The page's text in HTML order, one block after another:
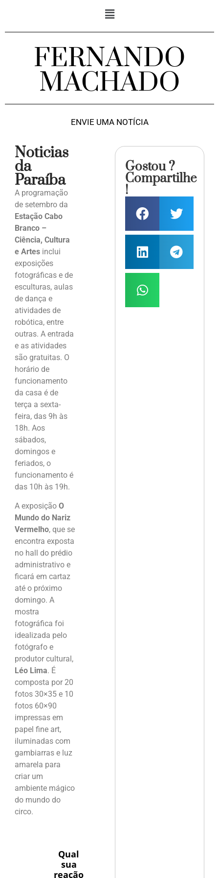
FERNANDO
MACHADO
ENVIE UMA NOTÍCIA
Noticias
da
Paraíba
A programação
de setembro da
Estação Cabo
Branco –
Ciência, Cultura
e Artes inclui
exposições
fotográficas e de
esculturas, aulas
de dança e
atividades de
robótica, entre
outras. A entrada
e as atividades
são gratuitas. O
horário de
funcionamento
da casa é de
terça a sexta-
feira, das 9h às
18h. Aos
sábados,
domingos e
feriados, o
funcionamento é
das 10h às 19h.
A exposição O
Mundo do Nariz
Vermelho, que se
encontra exposta
no hall do prédio
administrativo e
ficará em cartaz
até o próximo
domingo. A
mostra
fotográfica foi
idealizada pelo
fotógrafo e
produtor cultural,
Léo Lima. É
composta por 20
fotos 30×35 e 10
fotos 60×90
impressas em
papel fine art,
iluminadas com
gambiarras e luz
amarela para
criar um
ambiente mágico
do mundo do
circo.
Qual
sua
reação
Gostou ?
Compartilhe
!